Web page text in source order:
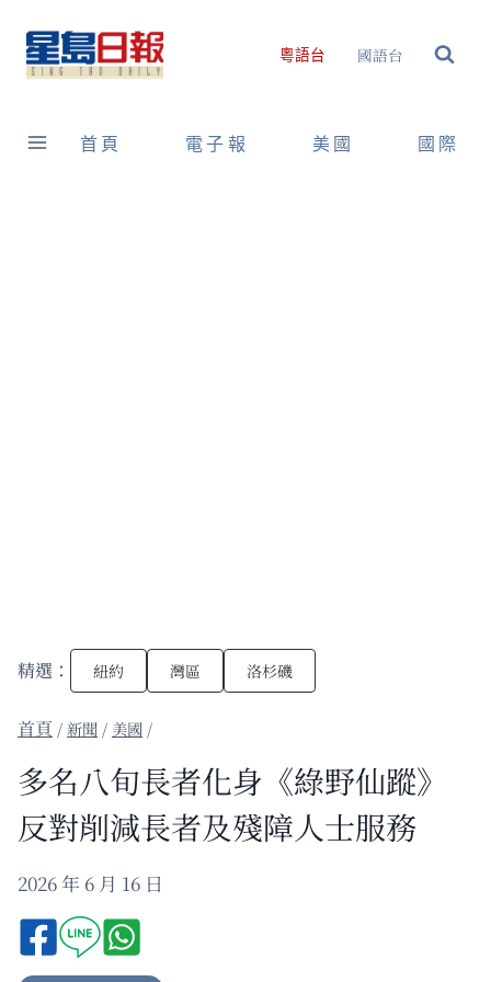
content
粵語台 國語台
首頁 電子報 美國 國際
精選： 紐約 灣區 洛杉磯
/新聞 / 美國 /
多名八旬長者化身《綠野仙蹤》
反對削減長者及殘障人士服務
2026 年 6 月 16 日